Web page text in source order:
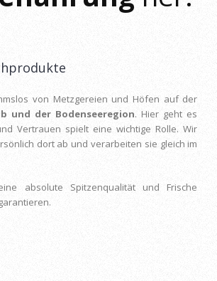
von Metzgereien und Höfen auf der
und der Bodenseeregion. Hier geht es
Vertrauen spielt eine wichtige Rolle. Wir
dort ab und verarbeiten sie gleich im
absolute Spitzenqualität und Frische